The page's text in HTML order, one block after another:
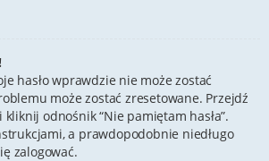
hasło wprawdzie nie może zostać
może zostać zresetowane. Przejdź
odnośnik “Nie pamiętam hasła”.
a prawdopodobnie niedługo
zalogować.